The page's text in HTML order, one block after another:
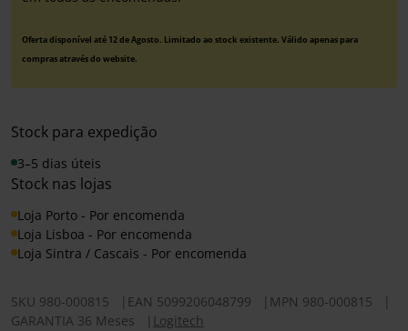
Oferta disponível até 12 de Agosto. Limitado ao stock existente. Válido apenas para
compras através do website.
Stock para expedição
3–5 dias úteis
Stock nas lojas
Loja Porto - Por encomenda
Loja Lisboa - Por encomenda
Loja Sintra / Cascais - Por encomenda
SKU 980-000815 EAN 5099206048799 MPN 980-000815
GARANTIA 36 Meses
Logitech